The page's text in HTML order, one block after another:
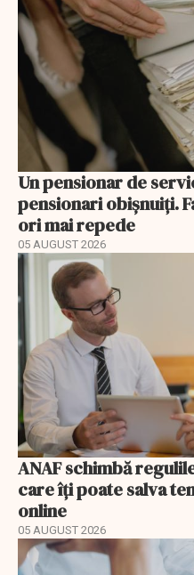
Un pensionar de
pensionari obișnuiți.
ori mai repede
05 AUGUST 2026
ANAF schimbă
care îți poate salva
online
05 AUGUST 2026